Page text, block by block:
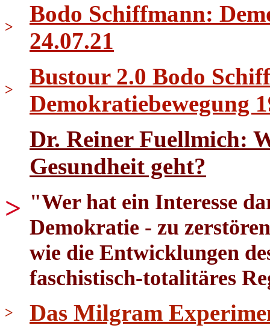
>
Bodo Schiffmann:
24.07.21
>
Bustour 2.0 Bodo
Demokratiebewegung
>
Dr. Reiner Fuellmich:
Gesundheit geht?
"Wer hat ein Interesse
Demokratie - zu
wie die Entwicklungen
faschistisch-totalitäres
> Das Milgram